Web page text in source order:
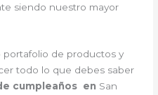
siendo nuestro mayor
portafolio de productos y
todo lo que debes saber
cumpleaños en San